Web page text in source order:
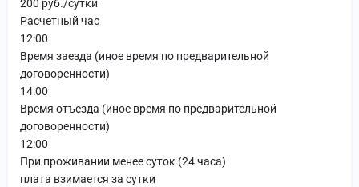
200 руб./сутки
Расчетный час
12:00
Время заезда (иное время по предварительной
договоренности)
14:00
Время отъезда (иное время по предварительной
договоренности)
12:00
При проживании менее суток (24 часа)
плата взимается за сутки